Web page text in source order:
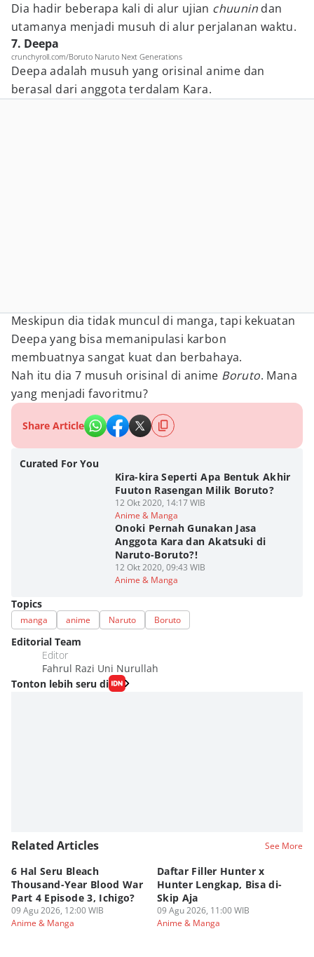
Dia hadir beberapa kali di alur ujian chuunin dan
utamanya menjadi musuh di alur perjalanan waktu.
7. Deepa
crunchyroll.com/Boruto Naruto Next Generations
Deepa adalah musuh yang orisinal anime dan
berasal dari anggota terdalam Kara.
Meskipun dia tidak muncul di manga, tapi kekuatan
Deepa yang bisa memanipulasi karbon
membuatnya sangat kuat dan berbahaya.
Nah itu dia 7 musuh orisinal di anime Boruto. Mana
yang menjadi favoritmu?
Share Article
Curated For You
Kira-kira Seperti Apa Bentuk Akhir
Fuuton Rasengan Milik Boruto?
12 Okt 2020, 14:17 WIB
Anime & Manga
Onoki Pernah Gunakan Jasa
Anggota Kara dan Akatsuki di
Naruto-Boruto?!
12 Okt 2020, 09:43 WIB
Anime & Manga
Topics
manga anime Naruto Boruto
Editorial Team
Editor
Fahrul Razi Uni Nurullah
Tonton lebih seru di
Related Articles See More
6 Hal Seru Bleach
Thousand-Year Blood War
Part 4 Episode 3, Ichigo?
09 Agu 2026, 12:00 WIB
Anime & Manga
Daftar Filler Hunter x
Hunter Lengkap, Bisa di-
Skip Aja
09 Agu 2026, 11:00 WIB
Anime & Manga